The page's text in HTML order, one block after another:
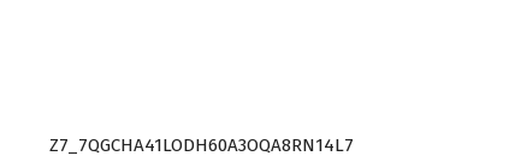
Z7_7QGCHA41LODH60A3OQA8RN14L7